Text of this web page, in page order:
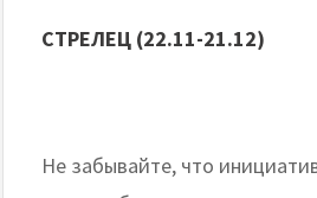
СТРЕЛЕЦ (22.11-21.12)
Не забывайте, что